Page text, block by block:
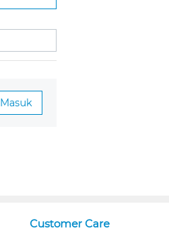
Masuk
Customer Care